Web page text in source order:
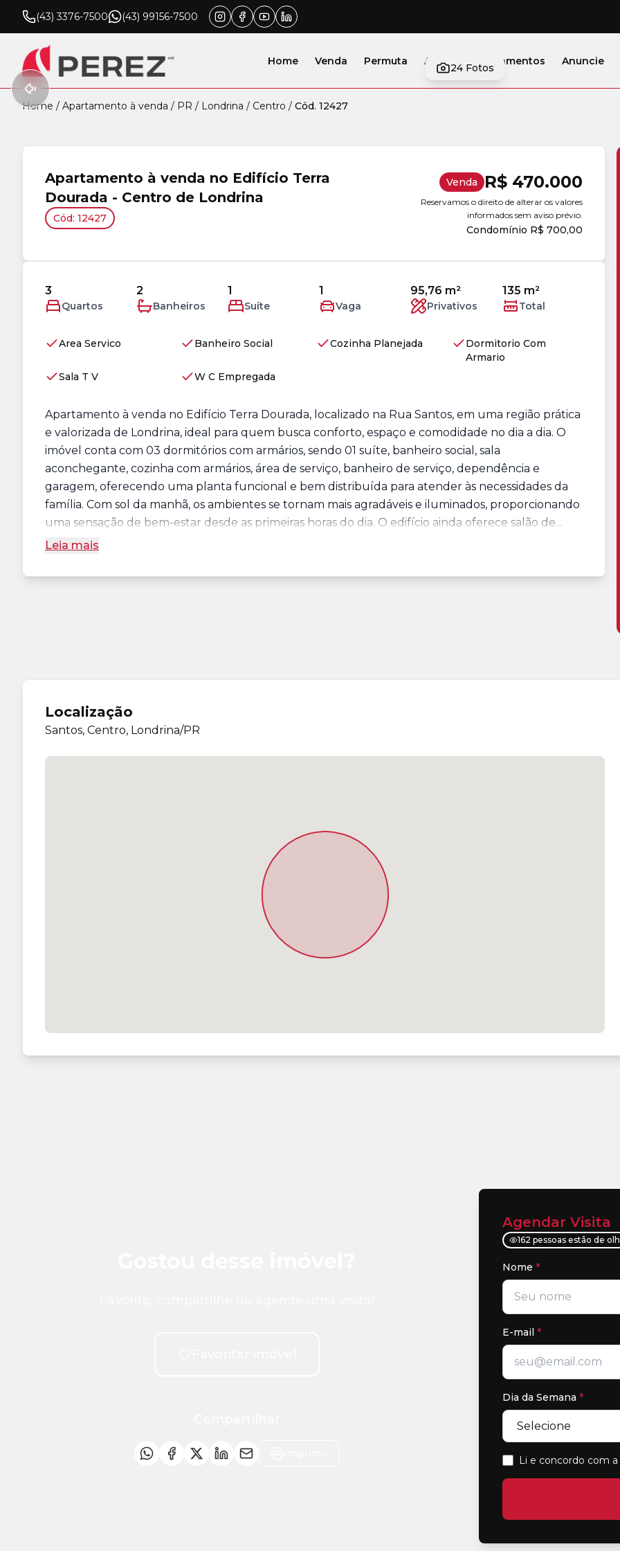
(43) 3376-7500 (43) 99156-7500
Home Venda Permuta Alugar Lançamentos Anuncie
24 Fotos
Home / Apartamento à venda / PR / Londrina / Centro / Cód. 12427
Apartamento à venda no Edifício Terra
Dourada - Centro de Londrina
Cód: 12427
Venda R$ 470.000
Reservamos o direito de alterar os valores
informados sem aviso prévio.
Condomínio R$ 700,00
3
Quartos
2
Banheiros
1
Suíte
1
Vaga
95,76 m²
Privativos
135 m²
Total
Area Servico Banheiro Social Cozinha Planejada
Dormitorio Com
Armario
Sala T V
W C Empregada
Apartamento à venda no Edifício Terra Dourada, localizado na Rua Santos, em uma região prática
e valorizada de Londrina, ideal para quem busca conforto, espaço e comodidade no dia a dia. O
imóvel conta com 03 dormitórios com armários, sendo 01 suíte, banheiro social, sala
aconchegante, cozinha com armários, área de serviço, banheiro de serviço, dependência e
garagem, oferecendo uma planta funcional e bem distribuída para atender às necessidades da
família. Com sol da manhã, os ambientes se tornam mais agradáveis e iluminados, proporcionando
uma sensação de bem-estar desde as primeiras horas do dia. O edifício ainda oferece salão de...
Leia mais
Localização
Santos, Centro, Londrina/PR
Agendar Visita
162 pessoas estão de
Nome *
E-mail *
Dia da Semana *
Li e concordo com a